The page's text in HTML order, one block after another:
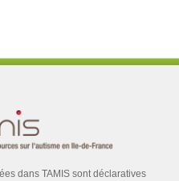
dans TAMIS sont déclaratives